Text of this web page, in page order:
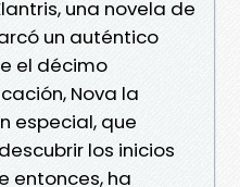
una novela de
un auténtico
el décimo
Nova la
especial, que
los inicios
entonces, ha